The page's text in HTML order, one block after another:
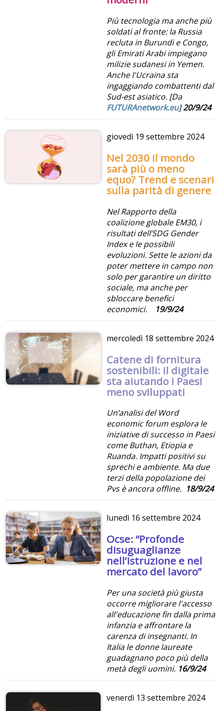
Più tecnologia ma anche più
soldati al fronte: la Russia
recluta in Burundi e Congo,
gli Emirati Arabi impiegano
milizie sudanesi in Yemen.
Anche l'Ucraina sta
ingaggiando combattenti dal
Sud-est asiatico. [Da
FUTURAnetwork.eu]20/9/24
giovedì 19 settembre 2024
Nel 2030 il mondo
sarà più o meno
equo? Trend e scenari
sulla parità di genere
Nel Rapporto della
coalizione globale EM30, i
risultati dell’SDG Gender
Index e le possibili
evoluzioni. Sette le azioni da
poter mettere in campo non
solo per garantire un diritto
sociale, ma anche per
sbloccare benefici
economici.
19/9/24
mercoledì 18 settembre 2024
Catene di fornitura
sostenibili: il digitale
sta aiutando i Paesi
meno sviluppati
Un’analisi del Word
economic forum esplora le
iniziative di successo in Paesi
come Buthan, Etiopia e
Ruanda. Impatti positivi su
sprechi e ambiente. Ma due
terzi della popolazione dei
Pvs è ancora offline. 18/9/24
lunedì 16 settembre 2024
Ocse: “Profonde
disuguaglianze
nell’istruzione e nel
mercato del lavoro”
Per una società più giusta
occorre migliorare l'accesso
all'educazione fin dalla prima
infanzia e affrontare la
carenza di insegnanti. In
Italia le donne laureate
guadagnano poco più della
metà degli uomini. 16/9/24
venerdì 13 settembre 2024